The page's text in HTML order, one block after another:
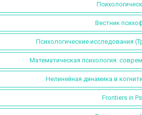
Вестник
Психологические исследования
Математическая психология:
Нелинейная динамика в
Frontiers in